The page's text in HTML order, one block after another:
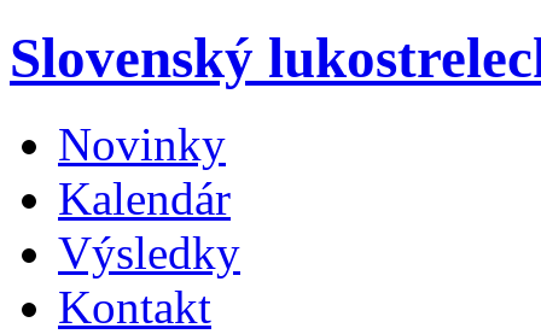
Slovenský
Novinky
Kalendár
Výsledky
Kontakt